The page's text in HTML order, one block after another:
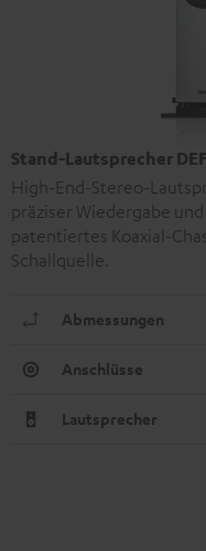
Stand-Lautsprecher DEF
High-End-Stereo-
präziser Wiedergabe
patentiertes Koaxial-
Schallquelle.
Abmessungen
Anschlüsse
Lautsprecher